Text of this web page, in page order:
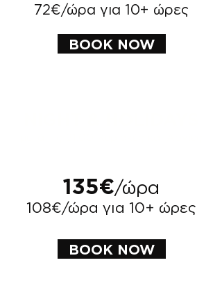
72€/ώρα για 10+ ώρες
BOOK NOW
135€/ώρα
108€/ώρα για 10+ ώρες
BOOK NOW